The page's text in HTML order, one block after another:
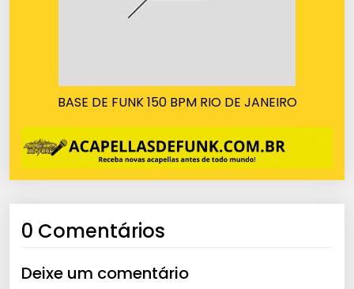
BASE DE FUNK 150 BPM RIO DE JANEIRO
0 Comentários
Deixe um comentário